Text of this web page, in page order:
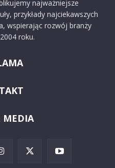
najważniejsze
przykłady najciekawszych
wspierając rozwój branży
roku.
MEDIA